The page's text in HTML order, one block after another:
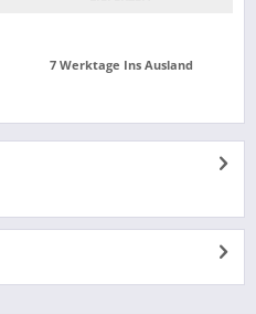
7 Werktage Ins Ausland